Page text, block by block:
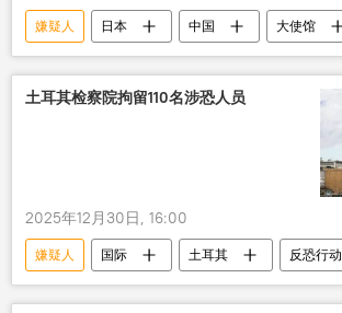
嫌疑人 日本 中国
大使馆
逮捕
土耳其检察院拘留110名涉恐人员
2025年12月30日, 16:00
嫌疑人 国际 土耳其
反恐行动
拘留